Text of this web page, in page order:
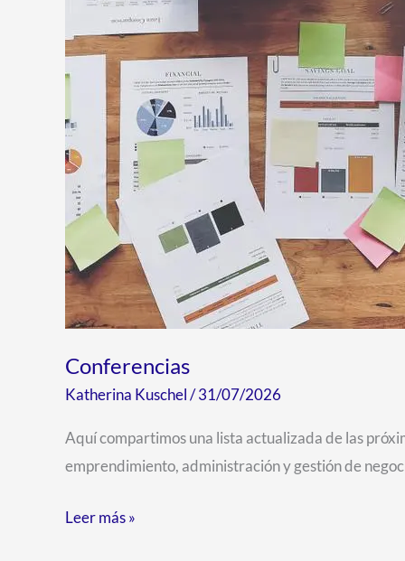
Conferencias
Katherina Kuschel/31/07/2026
Aquí compartimos una lista actualizada de las
emprendimiento, administración y gestión de
Leer más »